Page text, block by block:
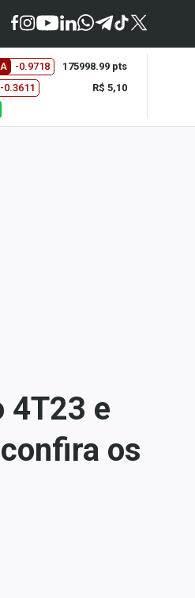
-0.9718
175998.99 pts
-0.3611
R$ 5,10
4T23 e
os